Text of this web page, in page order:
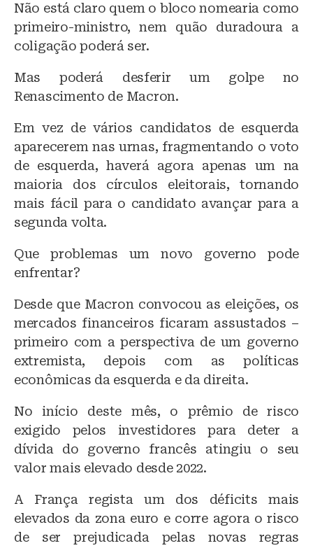
Não está claro quem o bloco nomearia como
primeiro-ministro, nem quão duradoura a
coligação poderá ser.
Mas poderá desferir um golpe no
Renascimento de Macron.
Em vez de vários candidatos de esquerda
aparecerem nas urnas, fragmentando o voto
de esquerda, haverá agora apenas um na
maioria dos círculos eleitorais, tornando
mais fácil para o candidato avançar para a
segunda volta.
Que problemas um novo governo pode
enfrentar?
Desde que Macron convocou as eleições, os
mercados financeiros ficaram assustados –
primeiro com a perspectiva de um governo
extremista, depois com as políticas
econômicas da esquerda e da direita.
No início deste mês, o prêmio de risco
exigido pelos investidores para deter a
dívida do governo francês atingiu o seu
valor mais elevado desde 2022.
A França regista um dos déficits mais
elevados da zona euro e corre agora o risco
de ser prejudicada pelas novas regras